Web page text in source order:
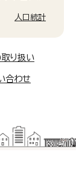
人口統計
り扱い
合わせ